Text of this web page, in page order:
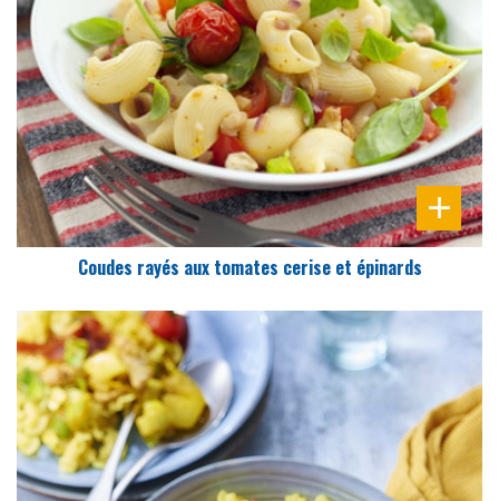
PRÉPARATION
20 Min
Coudes rayés aux tomates cerise et épinards
DIFFICULTÉ